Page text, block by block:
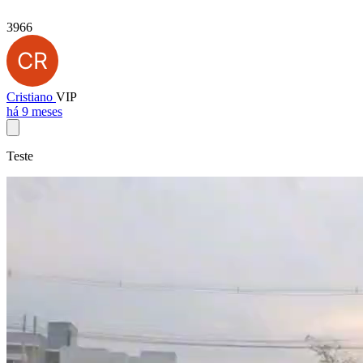
3966
Cristiano VIP
há 9 meses
Teste